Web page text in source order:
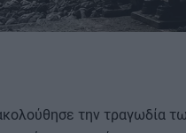
ΟΡΟΙ
την τραγωδία